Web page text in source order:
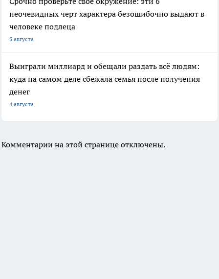
неочевидных черт характера безошибочно выдают в
человеке подлеца
5 августа
Выиграли миллиард и обещали раздать всё людям:
куда на самом деле сбежала семья после получения
денег
4 августа
Комментарии на этой странице отключены.